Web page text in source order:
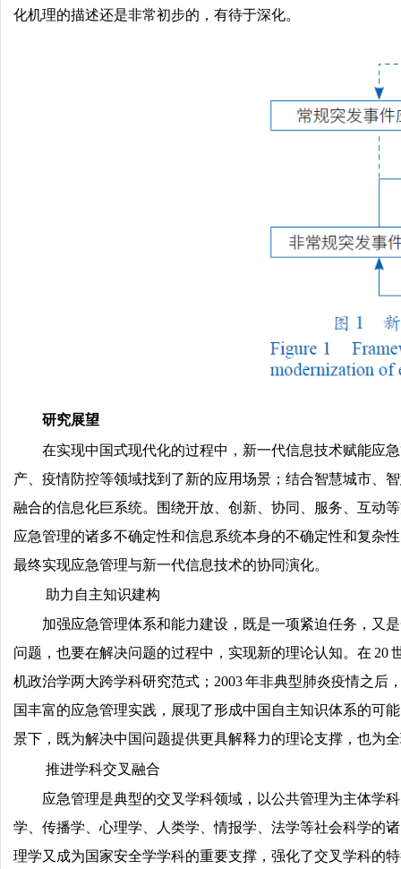
化机理的描述还是非常初步的，有待于深化。
研究展望
在实现中国式现代化的过程中，新一代信息技术赋能应
产、疫情防控等领域找到了新的应用场景；结合智慧城市、
融合的信息化巨系统。围绕开放、创新、协同、服务、互动
应急管理的诸多不确定性和信息系统本身的不确定性和复杂
最终实现应急管理与新一代信息技术的协同演化。
助力自主知识建构
加强应急管理体系和能力建设，既是一项紧迫任务，又
问题，也要在解决问题的过程中，实现新的理论认知。在 20
机政治学两大跨学科研究范式；2003 年非典型肺炎疫情之
国丰富的应急管理实践，展现了形成中国自主知识体系的可
景下，既为解决中国问题提供更具解释力的理论支撑，也为
推进学科交叉融合
应急管理是典型的交叉学科领域，以公共管理为主体学
学、传播学、心理学、人类学、情报学、法学等社会科学的
理学又成为国家安全学学科的重要支撑，强化了交叉学科的